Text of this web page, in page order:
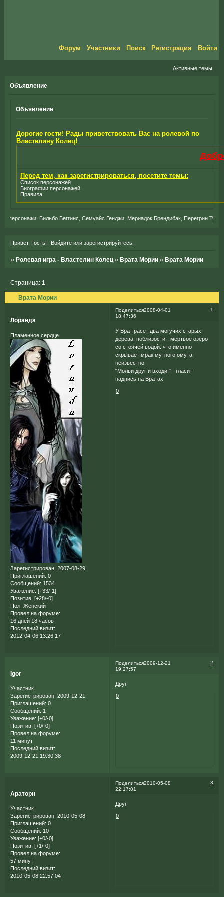
Форум Участники Поиск Регистрация Войти
Активные темы
Объявление
Объявление
Дорогие гости! Рады приветствовать Вас на ролевой по
Властелину Колец!
Перед тем, как зарегистрироваться, посетите темы:
Список персонажей
Биографии персонажей
Правила
Бильбо Беггинс, Семуайс Генджи, Мериадок Брендибак, Перегрин Тук,
Привет, Гость! Войдите илизарегистрируйтесь
»Ролевая игра - Властелин Колец »Врата Мории »Врата Мории
Врата Мории
Страница:1
Поделиться 1
2008-04-01
18:47:36
Лоранда
Пламенное сердце
Зарегистрирован: 2007-08-29
Приглашений: 0
Сообщений: 1534
Уважение: [+33/-1]
Позитив: [+28/-0]
Пол: Женский
Провел на форуме:
16 дней 18 часов
Последний визит:
2012-04-06 13:26:17
У Врат расет два могучих старых
дерева, поблизости - мертвое озеро
со стоячей водой: что именно
скрывает мрак мутного омута -
неизвестно.
"Молви друг и входи!" - гласит
надпись на Вратах
0
Поделиться 2
2009-12-21
19:27:57
Igor
Участник
Зарегистрирован: 2009-12-21
Приглашений: 0
Сообщений: 1
Уважение: [+0/-0]
Позитив: [+0/-0]
Провел на форуме:
11 минут
Последний визит:
2009-12-21 19:30:38
Друг
0
Поделиться 3
2010-05-08
22:17:01
Араторн
Участник
Зарегистрирован: 2010-05-08
Приглашений: 0
Сообщений: 10
Уважение: [+0/-0]
Позитив: [+1/-0]
Провел на форуме:
57 минут
Последний визит:
2010-05-08 22:57:04
Друг
0